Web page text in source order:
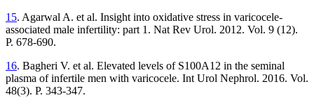
15. Agarwal A. et al. Insight into oxidative stress in varicocele-
associated male infertility: part 1. Nat Rev Urol. 2012. Vol. 9 (12).
P. 678-690.
16. Bagheri V. et al. Elevated levels of S100A12 in the seminal
plasma of infertile men with varicocele. Int Urol Nephrol. 2016. Vol.
48(3). P. 343-347.